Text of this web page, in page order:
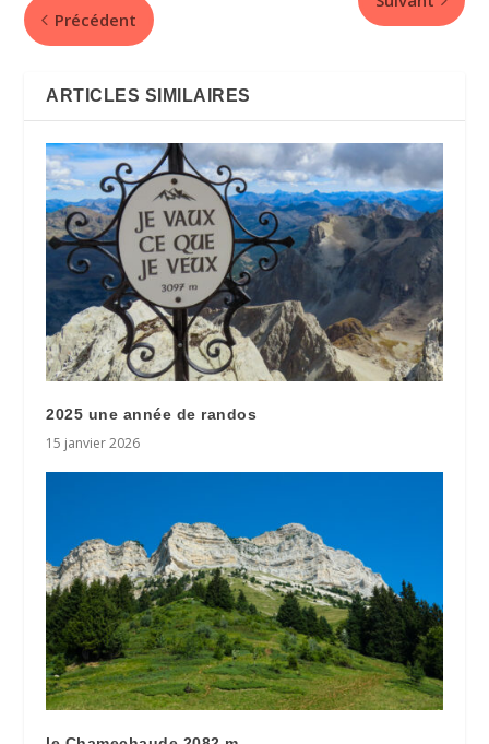
Précédent
ARTICLES SIMILAIRES
2025 une année de randos
15 janvier 2026